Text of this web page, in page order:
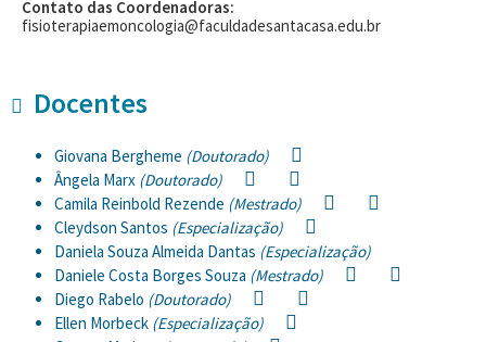
Contato das Coordenadoras:
fisioterapiaemoncologia@faculdadesantacasa.edu.br
Docentes
Giovana Bergheme (Doutorado)
Ângela Marx (Doutorado)
Camila Reinbold Rezende (Mestrado)
Cleydson Santos (Especialização)
Daniela Souza Almeida Dantas (Especialização)
Daniele Costa Borges Souza (Mestrado)
Diego Rabelo (Doutorado)
Ellen Morbeck (Especialização)